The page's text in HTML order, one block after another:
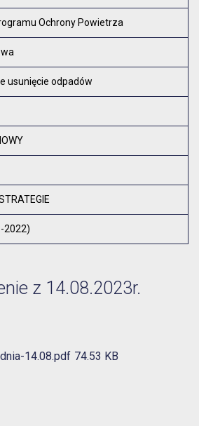
Ochrony Powietrza
usunięcie odpadów
2022)
z 14.08.2023r.
14.08.pdf 74.53 KB